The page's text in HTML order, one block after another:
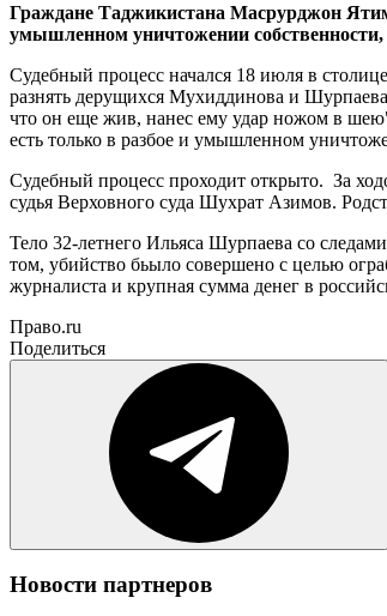
Граждане Таджикистана Масрурджон
умышленном уничтожении собственности,
Судебный процесс начался 18 июля в
разнять дерущихся Мухиддинова и
что он еще жив, нанес ему удар ножом в
есть только в разбое и умышленном
Судебный процесс проходит открыто. За
судья Верховного суда Шухрат Азимов.
Тело 32-летнего Ильяса Шурпаева со
том, убийство бьыло совершено с целью
журналиста и крупная сумма денег в
Право.ru
Поделиться
Новости партнеров